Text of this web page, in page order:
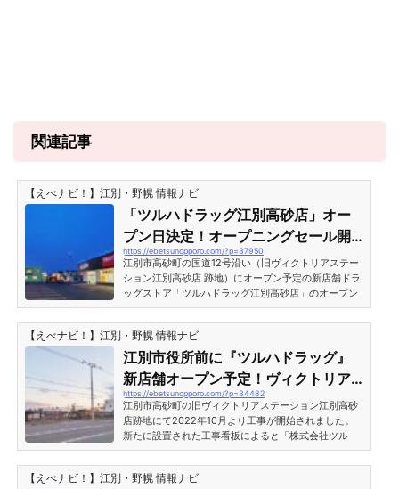
関連記事
【えべナビ！】江別・野幌 情報ナビ
「ツルハドラッグ江別高砂店」オー
プン日決定！オープニングセール開
催予定［江別市高砂町］
https://ebetsunopporo.com/?p=37950
江別市高砂町の国道12号沿い（旧ヴィクトリアステー
ション江別高砂店 跡地）にオープン予定の新店舗ドラ
ッグストア「ツルハドラッグ江別高砂店」のオープン
日が2023年4月27日に決定！オープニングセールも開
催予定となっています。店舗の場所は江別市役所の斜
向い付近、パーラー若草の隣りです。「ツルハドラッ
グ江別高砂店」オープン日決定！オープニングセール
開催予定［江別市高砂町］新規オープンに向けて準備
が進む「ツルハドラッグ江別高砂店」正面出入口にオ
ープン告知が貼り出されていました。 2023年4月27
日よりオープニ...
【えべナビ！】江別・野幌 情報ナビ
江別市役所前に『ツルハドラッグ』
新店舗オープン予定！ヴィクトリア
ステーション跡地［江別市高砂町］
https://ebetsunopporo.com/?p=34482
江別市高砂町の旧ヴィクトリアステーション江別高砂
店跡地にて2022年10月より工事が開始されました。
新たに設置された工事看板によると「株式会社ツル
ハ」とあり、ツルハドラッグの新店舗が新規オープン
する予定のようです。江別市役所前に『ツルハドラッ
グ』新店舗オープン予定！ヴィクトリアステーション
【えべナビ！】江別・野幌 情報ナビ